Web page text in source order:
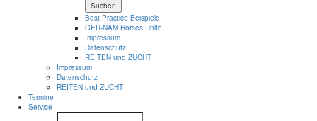
Suchen
Best Practice Beispiele
GER-NAM Horses Unite
Impressum
Datenschutz
REITEN und ZUCHT
Impressum
Datenschutz
REITEN und ZUCHT
Termine
Service